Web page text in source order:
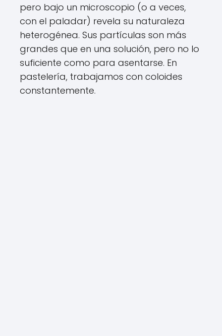
pero bajo un microscopio (o a veces,
con el paladar) revela su naturaleza
heterogénea. Sus partículas son más
grandes que en una solución, pero no lo
suficiente como para asentarse. En
pastelería, trabajamos con coloides
constantemente.